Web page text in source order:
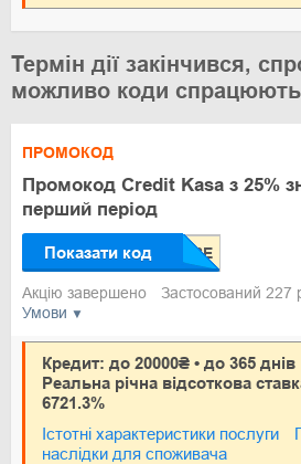
Термін дії закінчився,
можливо коди спрацюють
Умови
ПРОМОКОД
Промокод Credit Kasa з 25%
перший період
Показати код
Акцію завершено Застосований 227
Кредит: до 20000₴ • до 365 днів
Реальна річна відсоткова
6721.3%
Істотні характеристики послуги
наслідки для споживача